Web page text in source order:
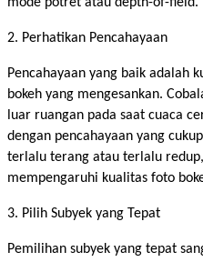
mode potret atau depth-of-field.
2. Perhatikan Pencahayaan
Pencahayaan yang baik adalah
bokeh yang mengesankan.
luar ruangan pada saat cuaca
dengan pencahayaan yang
terlalu terang atau terlalu
mempengaruhi kualitas foto
3. Pilih Subyek yang Tepat
Pemilihan subyek yang tepat